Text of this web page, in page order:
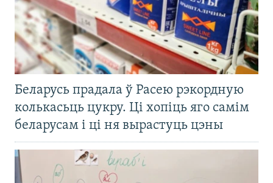
Беларусь прадала ў Расею рэкордную
колькасьць цукру. Ці хопіць яго самім
беларусам і ці ня вырастуць цэны